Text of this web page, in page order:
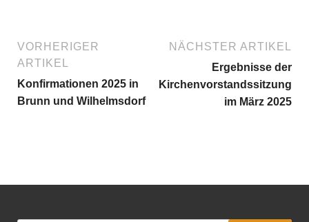
VORHERIGER
ARTIKEL
Konfirmationen 2025 in
Brunn und Wilhelmsdorf
NÄCHSTER ARTIKEL
Ergebnisse der
Kirchenvorstandssitzung
im März 2025